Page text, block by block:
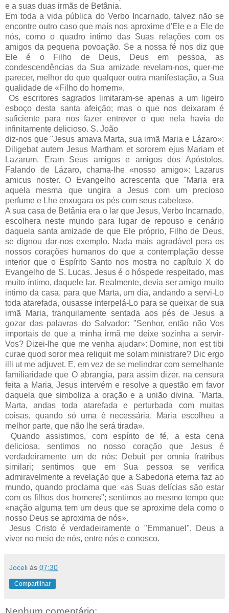
e a suas duas irmãs de Betânia.
Em toda a vida pública do Verbo Incarnado, talvez não se
encontre outro caso que maís nos aproxime d'Ele e a Ele de
nós, como o quadro intimo das Suas relações com os
amigos da pequena povoação. Se a nossa fé nos diz que
Ele é o Filho de Deus, Deus em pessoa, as
condescendências da Sua amizade revelam-nos, quer-me
parecer, melhor do que qualquer outra manifestação, a Sua
qualidade de «Filho do homem».
Os escritores sagrados limitaram-se apenas a um ligeiro
esboço desta santa afeição; mas o que nos deixaram é
suficiente para nos fazer entrever o que nela havia de
infinitamente delicioso. S. João
diz-nos que "Jesus amava Marta, sua irmã Maria e Lázaro»:
Diligebat autem Jesus Martham et sororem ejus Mariam et
Lazarum. Eram Seus amigos e amigos dos Apóstolos.
Falando de Lázaro, chama-lhe «nosso amigo»: Lazarus
amicus noster. O Evangelho acrescenta que "Maria era
aquela mesma que ungira a Jesus com um precioso
perfume e Lhe enxugara os pés com seus cabelos».
A sua casa de Betânia era o lar que Jesus, Verbo Incarnado,
escolhera neste mundo para lugar de repouso e cenário
daquela santa amizade de que Ele próprio, Filho de Deus,
se dignou dar-nos exemplo. Nada mais agradável pera os
nossos corações humanos do que a contemplação desse
interior que o Espírito Santo nos mostra no capítulo X do
Evangelho de S. Lucas. Jesus é o hóspede respeitado, mas
muito íntimo, daquele lar. Realmente, devia ser amigo muito
intimo da casa, para que Marta, um dia, andando a servi-Lo
toda atarefada, ousasse interpelá-Lo para se queixar de sua
irmã Maria, tranquilamente sentada aos pés de Jesus a
gozar das palavras do Salvador: "Senhor, então não Vos
importais de que a minha irmã me deixe sozinha a servir-
Vos? Dizei-lhe que me venha ajudar»: Domine, non est tibi
curae quod soror mea reliquit me solam ministrare? Dic ergo
illi ut me adjuvet. E, em vez de se melindrar com semelhante
familiaridade que O abrangia, para assim dizer, na censura
feita a Maria, Jesus intervém e resolve a questão em favor
daquela que simboliza a oração e a união divina. "Marta,
Marta, andas toda atarefada e perturbada com muitas
coisas, quando só uma é necessária. Maria escolheu a
melhor parte, que não lhe será tirada».
Quando assistimos, com espírito de fé, a esta cena
deliciosa, sentimos no nosso coração que Jesus é
verdadeiramente um de nós: Debuit per omnia fratribus
similari; sentimos que em Sua pessoa se verifica
admiravelmente a revelação que a Sabedoria eterna faz ao
mundo, quando proclama que «as Suas delícias são estar
com os filhos dos homens"; sentimos ao mesmo tempo que
«nação alguma tem um deus que se aproxime dela como o
nosso Deus se aproxima de nós».
Jesus Cristo é verdadeiramente o "Emmanuel", Deus a
viver no meio de nós, entre nós e conosco.
Joceli às 07:30
Compartilhar